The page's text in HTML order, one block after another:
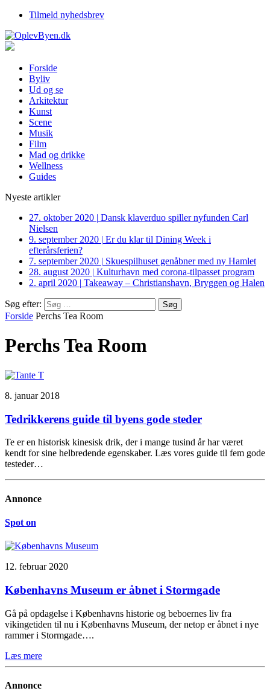
Tilmeld nyhedsbrev
Forside
Byliv
Ud og se
Arkitektur
Kunst
Scene
Musik
Film
Mad og drikke
Wellness
Guides
Nyeste artikler
27. oktober 2020 | Dansk klaverduo spiller nyfunden Carl
Nielsen
9. september 2020 | Er du klar til Dining Week i
efterårsferien?
7. september 2020 | Skuespilhuset genåbner med ny Hamlet
28. august 2020 | Kulturhavn med corona-tilpasset program
2. april 2020 | Takeaway – Christianshavn, Bryggen og Halen
Søg efter:
Forside Perchs Tea Room
Perchs Tea Room
8. januar 2018
Tedrikkerens guide til byens gode steder
Te er en historisk kinesisk drik, der i mange tusind år har været
kendt for sine helbredende egenskaber. Læs vores guide til fem gode
testeder…
Annonce
Spot on
12. februar 2020
Københavns Museum er åbnet i Stormgade
Gå på opdagelse i Københavns historie og beboernes liv fra
vikingetiden til nu i Københavns Museum, der netop er åbnet i nye
rammer i Stormgade….
Læs mere
Annonce